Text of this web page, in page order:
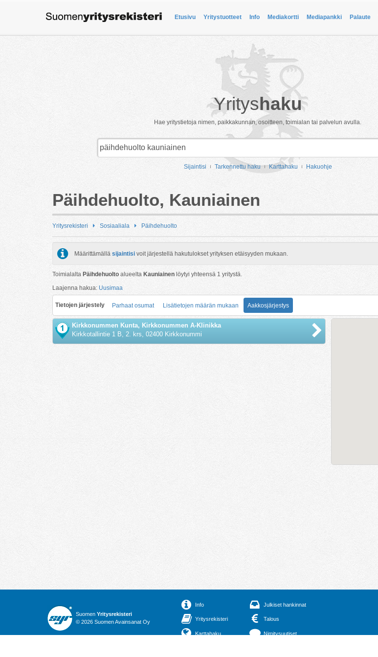
Etusivu Yritystuotteet Info Mediakortti Mediapankki Palaute
Yrityshaku
Hae yritystietoja nimen, paikkakunnan, osoitteen, toimialan tai palvelun avulla.
Sijaintisi Tarkennettu haku Karttahaku Hakuohje
Päihdehuolto, Kauniainen
Yritysrekisteri Sosiaaliala Päihdehuolto
Määrittämällä sijaintisi voit järjestellä hakutulokset yrityksen etäisyyden mukaan.
Toimialalta Päihdehuolto alueelta Kauniainen löytyi yhteensä 1 yritystä.
Laajenna hakua: Uusimaa
Tietojen järjestely Parhaat osumat Lisätietojen määrän mukaan Aakkosjärjestys
Kirkkonummen Kunta, Kirkkonummen A-Klinikka
Kirkkotallintie 1 B, 2. krs, 02400 Kirkkonummi
Suomen Yritysrekisteri
© 2026 Suomen Avainsanat Oy
Info
Yritysrekisteri
Karttahaku
Julkiset hankinnat
Talous
Nimitysuutiset